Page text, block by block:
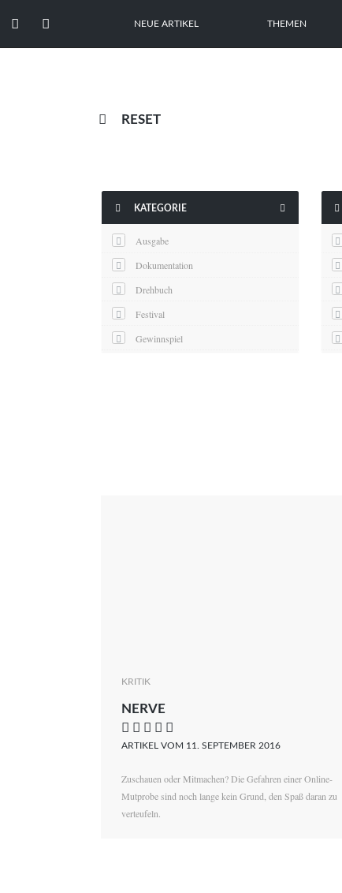
  NEUE ARTIKEL THEMEN
 RESET
 KATEGORIE 
Ausgabe
Dokumentation
Drehbuch
Festival
Gewinnspiel

KRITIK
NERVE
    
ARTIKEL VOM 11. SEPTEMBER 2016
Zuschauen oder Mitmachen? Die Gefahren einer Online-
Mutprobe sind noch lange kein Grund, den Spaß daran zu
verteufeln.